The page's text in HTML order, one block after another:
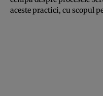
aceste practici, cu scopul